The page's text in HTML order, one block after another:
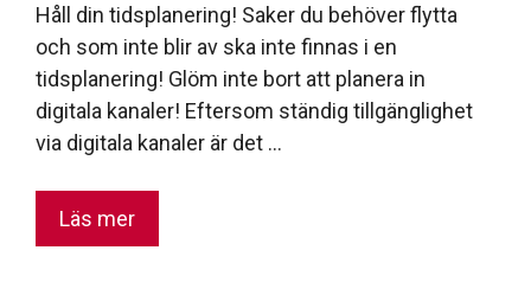
Håll din tidsplanering! Saker du behöver flytta
och som inte blir av ska inte finnas i en
tidsplanering! Glöm inte bort att planera in
digitala kanaler! Eftersom ständig tillgänglighet
via digitala kanaler är det …
Läs mer